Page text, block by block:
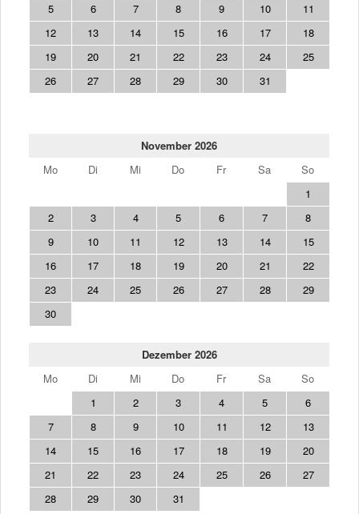
5
6 7 8 9 10
11
12
13 14 15 16 17
18
19
20 21 22 23 24
25
26
27 28 29 30 31
November 2026
Mo
Di Mi Do Fr Sa
So
1
2
3 4 5 6 7
8
9
10 11 12 13 14
15
16
17 18 19 20 21
22
23
24 25 26 27 28
29
30
Dezember 2026
Mo
Di Mi Do Fr Sa
So
1
2 3 4 5
6
7
8 9 10 11 12
13
14
15 16 17 18 19
20
21
22 23 24 25 26
27
28
29 30 31